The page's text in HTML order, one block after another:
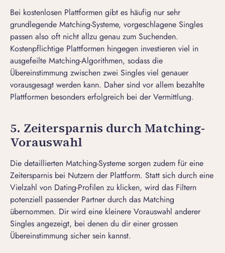
Bei kostenlosen Plattformen gibt es häufig nur sehr
grundlegende Matching-Systeme, vorgeschlagene Singles
passen also oft nicht allzu genau zum Suchenden.
Kostenpflichtige Plattformen hingegen investieren viel in
ausgefeilte Matching-Algorithmen, sodass die
Übereinstimmung zwischen zwei Singles viel genauer
vorausgesagt werden kann. Daher sind vor allem bezahlte
Plattformen besonders erfolgreich bei der Vermittlung.
5. Zeitersparnis durch Matching-
Vorauswahl
Die detaillierten Matching-Systeme sorgen zudem für eine
Zeitersparnis bei Nutzern der Plattform. Statt sich durch eine
Vielzahl von Dating-Profilen zu klicken, wird das Filtern
potenziell passender Partner durch das Matching
übernommen. Dir wird eine kleinere Vorauswahl anderer
Singles angezeigt, bei denen du dir einer grossen
Übereinstimmung sicher sein kannst.